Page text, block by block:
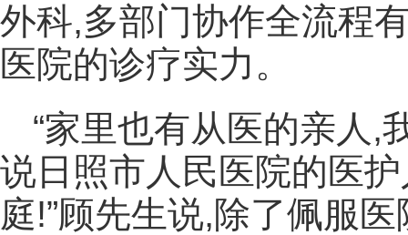
外科,多部门协作全流程
医院的诊疗实力。
“家里也有从医的亲人,
说日照市人民医院的医
庭!”顾先生说,除了佩服